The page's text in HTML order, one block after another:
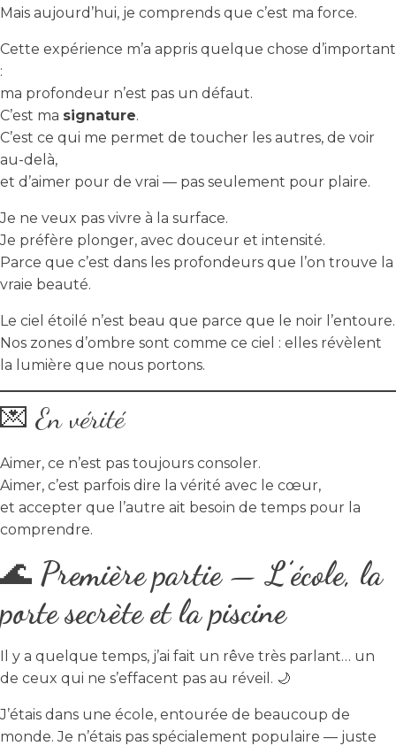
Mais aujourd’hui, je comprends que c’est ma force.
Cette expérience m’a appris quelque chose d’important
:
ma profondeur n’est pas un défaut.
C’est ma signature.
C’est ce qui me permet de toucher les autres, de voir
au-delà,
et d’aimer pour de vrai — pas seulement pour plaire.
Je ne veux pas vivre à la surface.
Je préfère plonger, avec douceur et intensité.
Parce que c’est dans les profondeurs que l’on trouve la
vraie beauté.
Le ciel étoilé n’est beau que parce que le noir l’entoure.
Nos zones d’ombre sont comme ce ciel : elles révèlent
la lumière que nous portons.
💌 En vérité
Aimer, ce n’est pas toujours consoler.
Aimer, c’est parfois dire la vérité avec le cœur,
et accepter que l’autre ait besoin de temps pour la
comprendre.
🌊 Première partie — L’école, la
porte secrète et la piscine
Il y a quelque temps, j’ai fait un rêve très parlant… un
de ceux qui ne s’effacent pas au réveil. 🌙
J’étais dans une école, entourée de beaucoup de
monde. Je n’étais pas spécialement populaire — juste